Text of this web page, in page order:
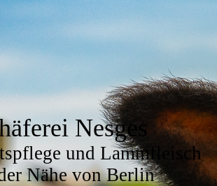
Nesges
und Lammfleisch
Nähe von Berlin